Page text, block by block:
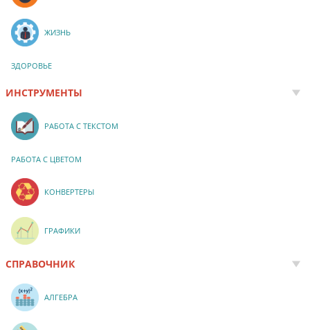
ЖИЗНЬ
ЗДОРОВЬЕ
ИНСТРУМЕНТЫ
РАБОТА С ТЕКСТОМ
РАБОТА С ЦВЕТОМ
КОНВЕРТЕРЫ
ГРАФИКИ
СПРАВОЧНИК
АЛГЕБРА